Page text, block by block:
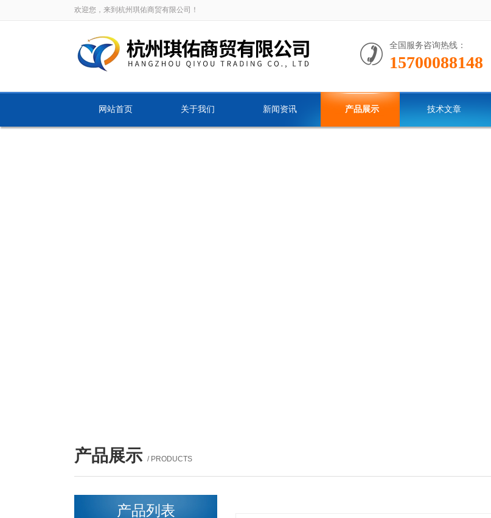
欢迎您，来到杭州琪佑商贸有限公司！
全国服务咨询热线：
15700088148
网站首页 关于我们 新闻资讯 产品展示 技术文章
产品展示 / PRODUCTS
产品列表